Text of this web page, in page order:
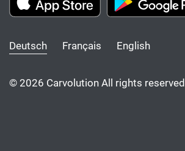
Deutsch Français English
© 2026 Carvolution All rights reserved